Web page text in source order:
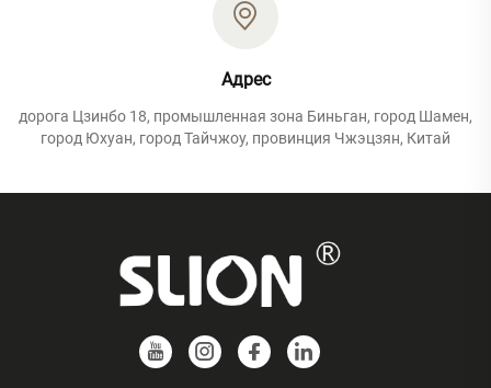
Адрес
дорога Цзинбо 18, промышленная зона Биньган, город Шамен,
город Юхуан, город Тайчжоу, провинция Чжэцзян, Китай